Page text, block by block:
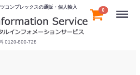
コンプレックスの通販・個人輸入
0120-800-728
0 Menu